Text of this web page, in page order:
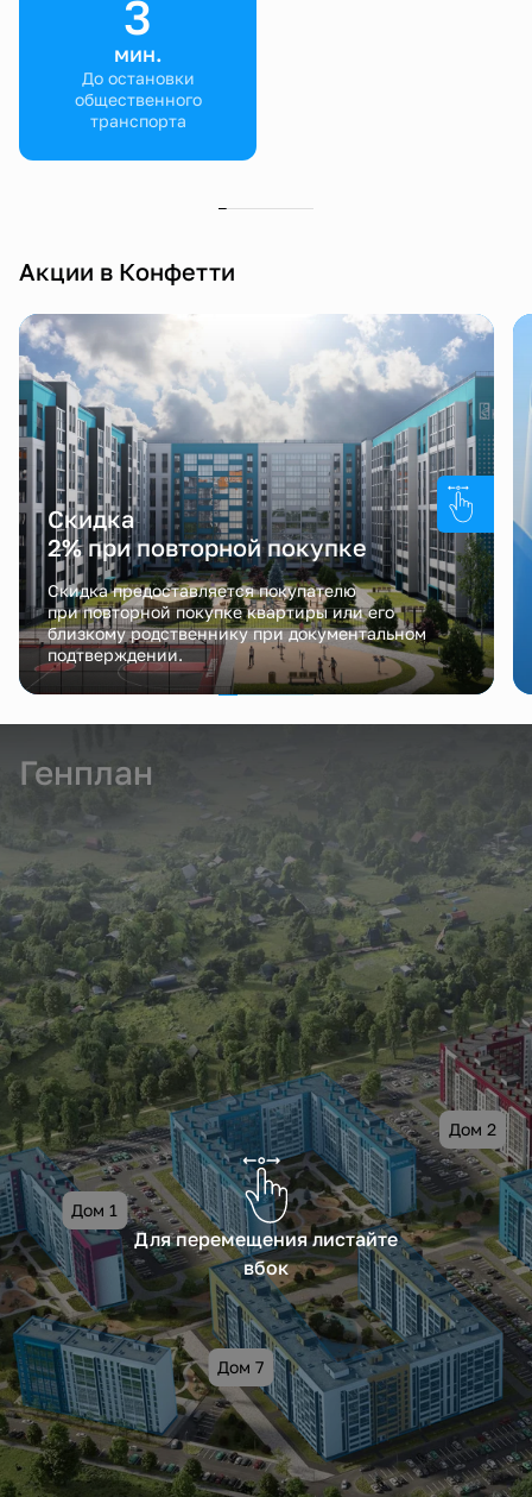
3
мин.
До остановки
общественного
транспорта
Акции в Конфетти
Скидка
2% при повторной покупке
Скидка предоставляется покупателю
при повторной покупке квартиры или его
близкому родственнику при документальном
подтверждении.
Дом 7
Дом 1
Дом 2
Генплан
Для перемещения листайте
вбок